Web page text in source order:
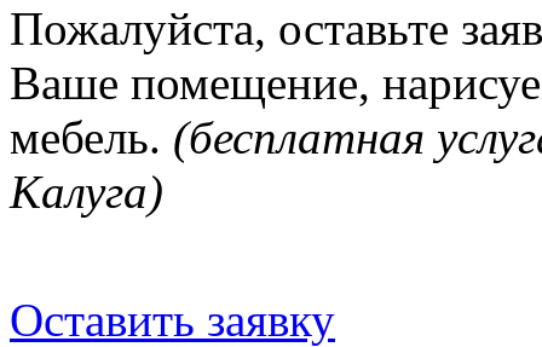
Пожалуйста, оставьте
Ваше помещение,
мебель. (бесплатная
Калуга)
Оставить заявку